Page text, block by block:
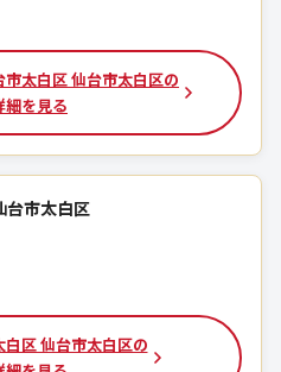
太白区 仙台市太白区の
細を見る
台市太白区
区 仙台市太白区の